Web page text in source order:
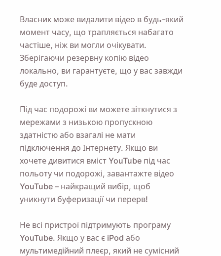
Власник може видалити відео в будь-який
момент часу, що трапляється набагато
частіше, ніж ви могли очікувати.
Зберігаючи резервну копію відео
локально, ви гарантуєте, що у вас завжди
буде доступ.
Під час подорожі ви можете зіткнутися з
мережами з низькою пропускною
здатністю або взагалі не мати
підключення до Інтернету. Якщо ви
хочете дивитися вміст YouTube під час
польоту чи подорожі, завантажте відео
YouTube – найкращий вибір, щоб
уникнути буферизації чи перерв!
Не всі пристрої підтримують програму
YouTube. Якщо у вас є iPod або
мультимедійний плеєр, який не сумісний
Нагадай мені 🔔
Надішліть собі нагадування завантажити
Viddly, коли повернетеся до MacOS або ПК з
Name
Відмічаючи цю опцію, ви погоджуєтеся з нашою